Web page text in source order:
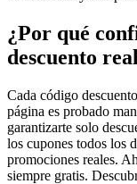
¿Por qué
descuento
Cada código
página es probado
garantizarte solo
los cupones todos los
promociones reales.
siempre gratis.